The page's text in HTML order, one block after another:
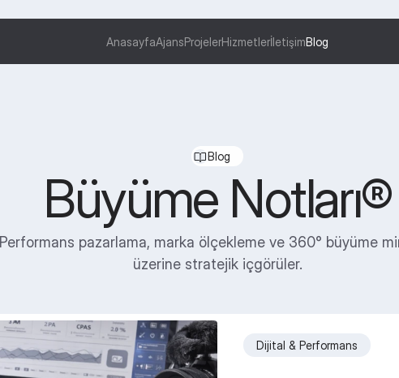
AnasayfaAjansProjelerHizmetlerİletişimBlog
Blog
Büyüme Notları®
Performans pazarlama, marka ölçekleme ve 360° büyüme
üzerine stratejik içgörüler.
Dijital & Performans